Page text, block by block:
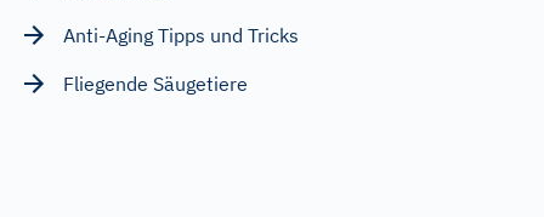
Anti-Aging Tipps und Tricks
Fliegende Säugetiere